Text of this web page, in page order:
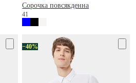
Сорочка повсякденна
41
−40%